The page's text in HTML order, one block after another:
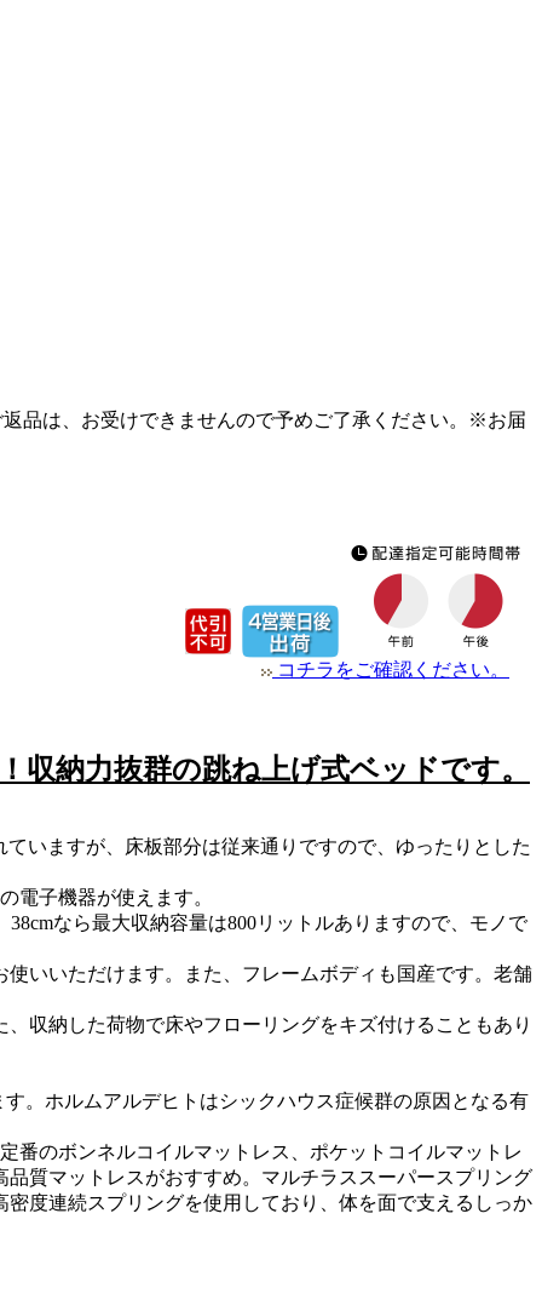
品は、お受けできませんので予めご了承ください。※お届
コチラをご確認ください。
納力抜群の跳ね上げ式ベッドです。
いますが、床板部分は従来通りですので、ゆったりとした
電子機器が使えます。
なら最大収納容量は800リットルありますので、モノで
いいただけます。また、フレームボディも国産です。老舗
収納した荷物で床やフローリングをキズ付けることもあり
。ホルムアルデヒトはシックハウス症候群の原因となる有
番のボンネルコイルマットレス、ポケットコイルマットレ
質マットレスがおすすめ。マルチラススーパースプリング
度連続スプリングを使用しており、体を面で支えるしっか